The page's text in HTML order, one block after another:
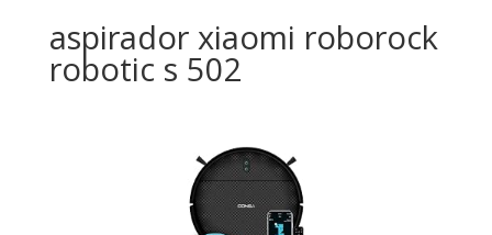
aspirador xiaomi roborock
robotic s 502